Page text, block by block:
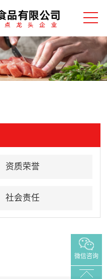
资质荣誉
社会责任
微信咨询